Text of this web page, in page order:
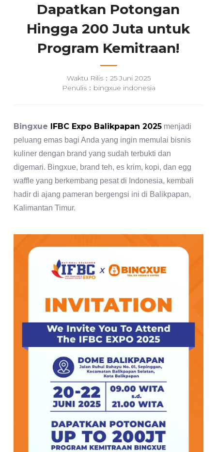
Dapatkan Potongan
Hingga 200 Juta untuk
Program Kemitraan!
Waktu Rilis：25 Juni 2025
Penulis：bingxue indonesia
Bingxue IFBC Expo Balikpapan 2025 menjadi
peluang emas bagi Anda yang ingin memulai bisnis
kuliner dengan brand yang sudah terbukti dan
digemari. Bingxue, brand teh, es krim, kopi, dan egg
waffle yang berkembang pesat di Indonesia, kembali
hadir di ajang pameran bergengsi ini di Balikpapan,
Kalimantan Timur.